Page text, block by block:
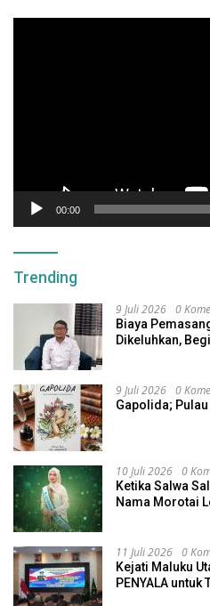
00:00
Trending
9 Juli 2026 0
Biaya
Dikeluhkan,
9 Juli 2026 0
Gapolida;
10 Juli 2026 0
Ketika Salwa
Nama Morotai
11 Juli 2026 0
Kejati Maluku
PENYALA